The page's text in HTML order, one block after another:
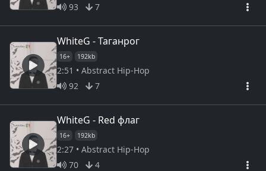
93
7
WhiteG - Таганрог
16+ 192kb
2:51 • Abstract Hip-Hop
92
7
WhiteG - Red флаг
16+ 192kb
2:27 • Abstract Hip-Hop
70
4